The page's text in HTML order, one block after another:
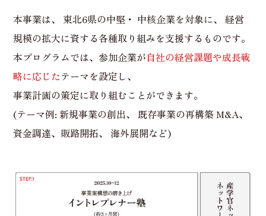
本事業は、 東北6県の中堅・ 中核企業を対象に、 経営
規模の拡大に資する各種取り組みを支援するものです。
本プログラムでは、参加企業が自社の経営課題や成長戦
略に応じたテーマを設定し、
事業計画の策定に取り組むことができます。
(テーマ例: 新規事業の創出、 既存事業の再構築 M&A、
資金調達、販路開拓、 海外展開など)